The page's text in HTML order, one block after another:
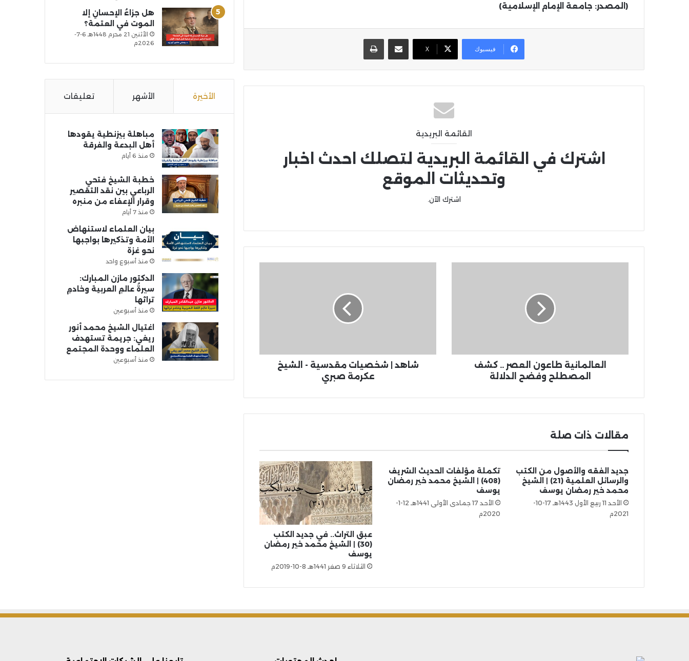
(المصدر: جامعة الإمام الإسلامية)
فيسبوك X
مشاركة عبر البريد
القائمة البريدية
اشترك في القائمة البريدية لتصلك احدث اخبار
وتحديثات الموقع
اشترك الآن.
العالمانية طاعون العصر .. كشف
المصطلح وفضح الدلالة
شاهد | شخصيات مقدسية - الشيخ
عكرمة صبري
مقالات ذات صلة
جديد الفقه والأصول من الكتب
والرسائل العلمية (21) | الشيخ
محمد خير رمضان يوسف
الأحد 11 ربيع الأول 1443هـ 17-10-
2021م
تكملة مؤلفات الحديث الشريف
(408) | الشيخ محمد خير رمضان
يوسف
الأحد 17 جمادى الأولى 1441هـ 12-1-
2020م
عبق التراث.. في جديد الكتب
(30) | الشيخ محمد خير رمضان
يوسف
الثلاثاء 9 صفر 1441هـ 8-10-2019م
هل جزاءُ الإحسانِ إلا
الموت في العتمة؟
الأثنين 21 محرم 1448هـ 6-7-
2026م
الأخيرة الأشهر تعليقات
مباهلة بيزنطية يقودها
أهل البدعة والفرقة
منذ 6 أيام
خطبة الشيخ فتحي
الرباعي بين نقد التقصير
وقرار الإعفاء من منبره
منذ 7 أيام
بيان العلماء لاستنهاض
الأمة وتذكيرها بواجبها
نحو غزة
منذ أسبوع واحد
الدكتور مازن المبارك:
سيرةُ عالمِ العربية وخادمِ
تراثها
منذ أسبوعين
اغتيال الشيخ محمد أنور
ريغي: جريمة تستهدف
العلماء ووحدة المجتمع
منذ أسبوعين